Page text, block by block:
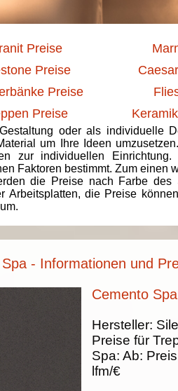
Preise
Preise
Preise
Preise
oder als individuelle
um Ihre Ideen
zur individuellen
Faktoren bestimmt. Zum einen
die Preise nach Farbe des
Arbeitsplatten, die Preise
- Informationen und
Cemento
Hersteller:
Preise für
Spa: Ab:
lfm/€